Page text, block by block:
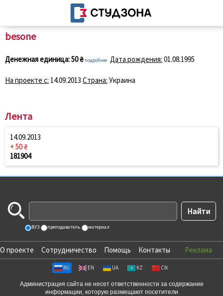
besone
Денежная единица:50 ₴ подробнее Дата рождения: 01.08.1995
На проекте с: 14.09.2013 Страна: Украина
Лента
14.09.2013
+ 50 ₴
181904
ВУЗ преподаватель материал
О проекте Сотрудничество Помощь Контакты Реклама
RU EN UA KZ CN
Администрация сайта не несет ответственности за содержание
информации, которую размещают посетители